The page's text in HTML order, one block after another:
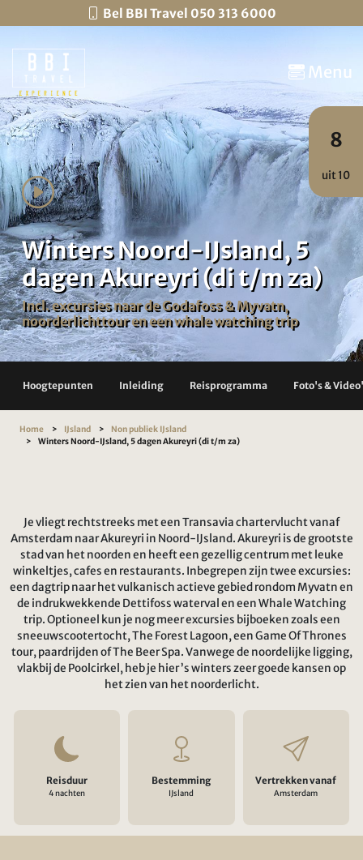
Bel BBI Travel 050 313 6000
Menu
8
uit 10
Winters Noord-IJsland, 5
dagen Akureyri (di t/m za)
Incl. excursies naar de Godafoss & Myvatn,
noorderlichttour en een whale watching trip
Hoogtepunten Inleiding Reisprogramma Foto's &
Home IJsland
Non publiek IJsland
Winters Noord-IJsland, 5 dagen Akureyri (di t/m za)
Je vliegt rechtstreeks met een Transavia chartervlucht vanaf
Amsterdam naar Akureyri in Noord-IJsland. Akureyri is de grootste
stad van het noorden en heeft een gezellig centrum met leuke
winkeltjes, cafes en restaurants. Inbegrepen zijn twee excursies:
een dagtrip naar het vulkanisch actieve gebied rondom Myvatn en
de indrukwekkende Dettifoss waterval en een Whale Watching
trip. Optioneel kun je nog meer excursies bijboeken zoals een
sneeuwscootertocht, The Forest Lagoon, een Game Of Thrones
tour, paardrijden of The Beer Spa. Vanwege de noordelijke ligging,
vlakbij de Poolcirkel, heb je hier ’s winters zeer goede kansen op
het zien van het noorderlicht.
Reisduur
4 nachten
Bestemming
IJsland
Vertrekken vanaf
Amsterdam